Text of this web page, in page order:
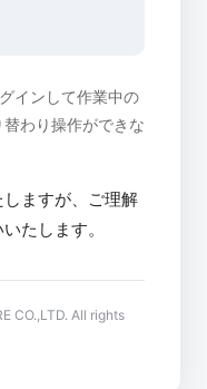
インして作業中の
わり操作ができな
ますが、ご理解
たします。
CO.,LTD. All rights